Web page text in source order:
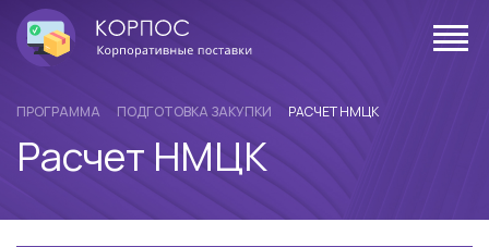
ПРОГРАММА ПОДГОТОВКА ЗАКУПКИ РАСЧЕТ НМЦК
Расчет НМЦК